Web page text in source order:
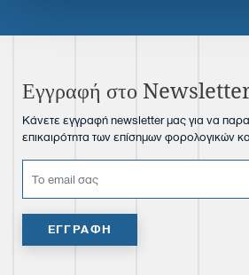
Εγγραφή στο
Κάνετε εγγραφή newsletter μας για να
επικαιρότητα των επίσημων φορολογικών
ΕΓΓΡΑΦΗ